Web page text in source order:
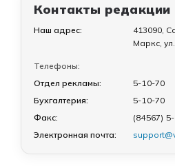
Контакты редакции
Наш адрес:
413090,
Маркс,
Телефоны:
Отдел рекламы:
5-10-70
Бухгалтерия:
5-10-70
Факс:
(84567)
Электронная почта: